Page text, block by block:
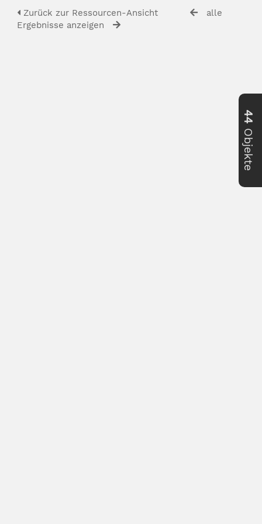
Zurück zur Ressourcen-Ansicht
alle
Ergebnisse anzeigen
44
Objekte